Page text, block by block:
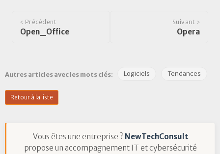
‹ Précédent
Open_Office
Suivant ›
Opera
Autres articles avec les mots clés: Logiciels Tendances
Retour à la liste
Vous êtes une entreprise ? NewTechConsult
propose un accompagnement IT et cybersécurité